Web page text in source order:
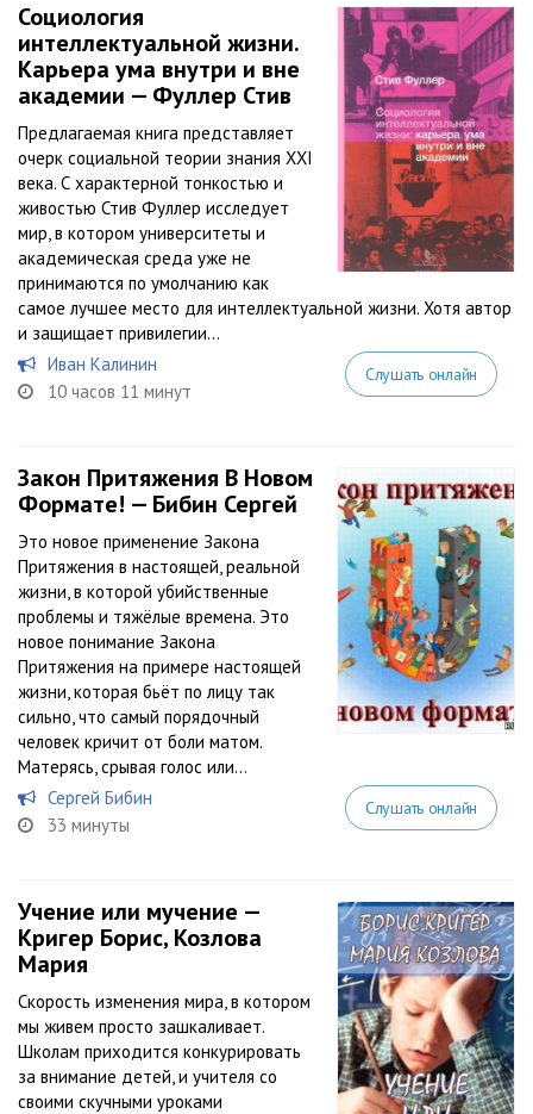
Социология
интеллектуальной жизни.
Карьера ума внутри и вне
академии — Фуллер Стив
Предлагаемая книга представляет
очерк социальной теории знания XXI
века. С характерной тонкостью и
живостью Стив Фуллер исследует
мир, в котором университеты и
академическая среда уже не
принимаются по умолчанию как
самое лучшее место для интеллектуальной жизни. Хотя автор
и защищает привилегии...
Иван Калинин
10 часов 11 минут
Слушать онлайн
Закон Притяжения В Новом
Формате! — Бибин Сергей
Это новое применение Закона
Притяжения в настоящей, реальной
жизни, в которой убийственные
проблемы и тяжёлые времена. Это
новое понимание Закона
Притяжения на примере настоящей
жизни, которая бьёт по лицу так
сильно, что самый порядочный
человек кричит от боли матом.
Матерясь, срывая голос или...
Сергей Бибин
33 минуты
Слушать онлайн
Учение или мучение —
Кригер Борис, Козлова
Мария
Скорость изменения мира, в котором
мы живем просто зашкаливает.
Школам приходится конкурировать
за внимание детей, и учителя со
своими скучными уроками